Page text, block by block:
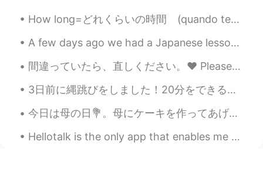
EN MS JPTR
@tsokolateありがとう😊はい、頑張りま
JP EN
久しぶりに日本語でモーメントを書いた！
私はヨーロッパ大学院で留学するため
に２年半ぐらい英語教師としてランゲ
How long=どれくらいの時間 (quando tempo) How many=どれくらいの数(quanti) How much = いくらくらい (Quanto cosa) How = ど...
A few days ago we had a Japanese lesson session with our very amazing Japanese sensei kaho-san! ...
間違っていたら、直しください。❤️ Please correct me if I’m wrong. 今日朝フライパンでトーストを作った。長い時間がかかったけど、トースター味が全部違うでした。テ...
3日前に縄跳びをしました！20分をできるのでとても嬉しかった。それはたいした功績だと思いました。🥳 でも、今まで足は本当に痛くて、ペンギンみたいな歩いています。🐧🤣 大変だ！😱 だから、ストレッ...
今日は母の日💐。母にケーキを作ってあげました! 昨年もケーキを作りました。 ハート形のケーキは先週にお店ヘ買った。ママは何も欲しくないから、ケーキを作ったんだ。 皆さん、母の日はどうやって祝...
Hellotalk is the only app that enables me to make so many international friends. It is better tha...